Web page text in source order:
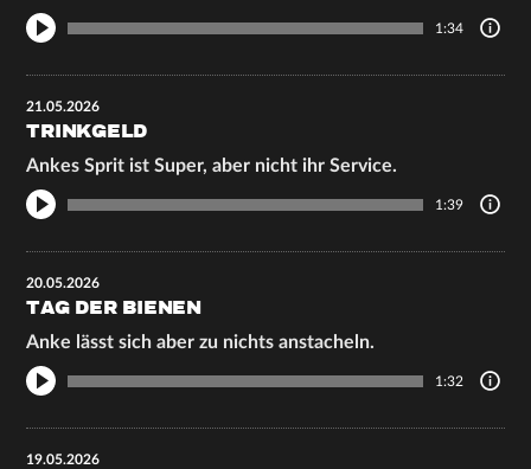
1:34
21.05.2026
TRINKGELD
Ankes Sprit ist Super, aber nicht ihr Service.
1:39
20.05.2026
TAG DER BIENEN
Anke lässt sich aber zu nichts anstacheln.
1:32
19.05.2026